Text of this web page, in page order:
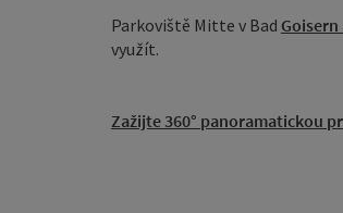
Parkoviště Mitte v Bad Goisern
využít.
Zažijte 360° panoramatickou